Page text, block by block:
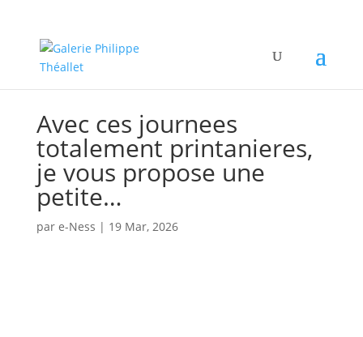
Avec ces journees
totalement printanieres,
je vous propose une
petite…
par e-Ness | 19 Mar, 2026